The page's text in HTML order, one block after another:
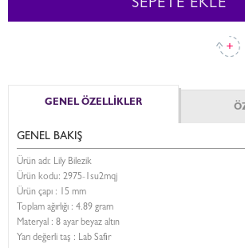
SEPETE EKLE
GENEL ÖZELLİKLER
GENEL BAKIŞ
Ürün adı: Lily Bilezik
Ürün kodu: 2975-1su2mqj
Ürün çapı : 15 mm
Toplam ağırlığı : 4.89 gram
Materyal : 8 ayar beyaz altın
Yarı değerli taş : Lab Safir